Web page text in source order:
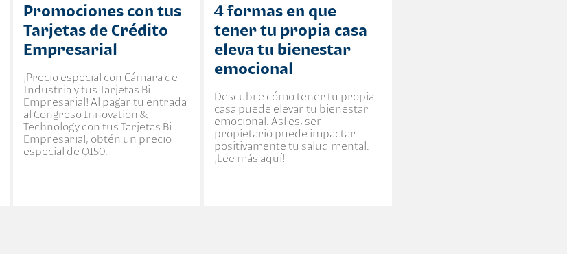
Promociones con tus
Tarjetas de Crédito
Empresarial
¡Precio especial con Cámara de
Industria y tus Tarjetas Bi
Empresarial! Al pagar tu entrada
al Congreso Innovation &
Technology con tus Tarjetas Bi
Empresarial, obtén un precio
especial de Q150.
4 formas en que
tener tu propia casa
eleva tu bienestar
emocional
Descubre cómo tener tu propia
casa puede elevar tu bienestar
emocional. Así es, ser
propietario puede impactar
positivamente tu salud mental.
¡Lee más aquí!